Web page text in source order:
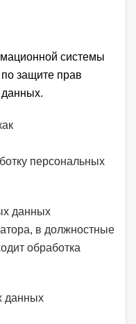
системы
защите прав
данных.
персональных
данных
в должностные
обработка
данных